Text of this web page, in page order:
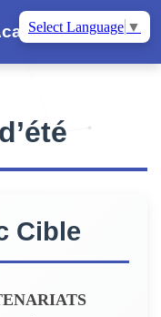
Select Language ▼
Cible